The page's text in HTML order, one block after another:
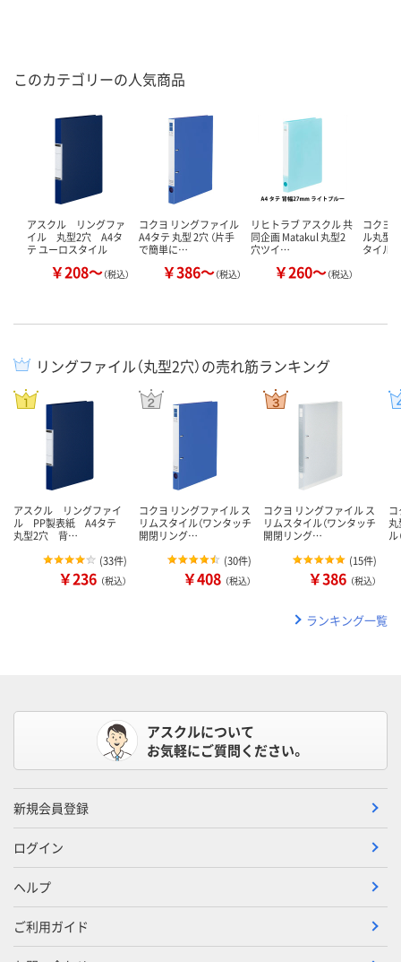
このカテゴリーの人気商品
アスクル リングファ
イル 丸型2穴 A4タ
テ ユーロスタイル
￥208～（税込）
コクヨ リングファイル
A4タテ 丸型 2穴 （片手
で簡単に…
￥386～（税込）
リヒトラブ アスクル 共
同企画 Matakul 丸型2
穴ツイ…
￥260～（税込）
コクヨ
ル丸型
タイル
リングファイル（丸型2穴）の売れ筋ランキング
アスクル リングファイ
ル PP製表紙 A4タテ
丸型2穴 背…
(33件)
￥236 （税込）
コクヨ リングファイル ス
リムスタイル（ワンタッチ
開閉リング…
(30件)
￥408 （税込）
コクヨ リングファイル ス
リムスタイル（ワンタッチ
開閉リング…
(15件)
￥386 （税込）
ランキング一覧
アスクルについて
お気軽にご質問ください。
新規会員登録
ログイン
ヘルプ
ご利用ガイド